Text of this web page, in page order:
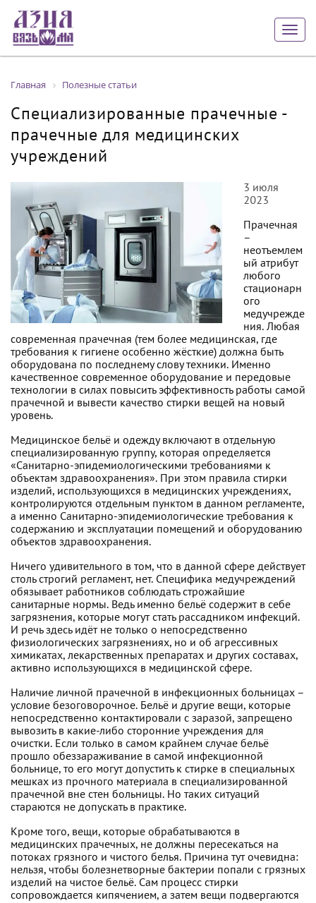
Главная Полезные статьи
Специализированные прачечные -
прачечные для медицинских
учреждений
3 июля
2023
Прачечная
–
неотъемлем
ый атрибут
любого
стационарн
ого
медучрежде
ния. Любая
современная прачечная (тем более медицинская, где
требования к гигиене особенно жёсткие) должна быть
оборудована по последнему слову техники. Именно
качественное современное оборудование и передовые
технологии в силах повысить эффективность работы самой
прачечной и вывести качество стирки вещей на новый
уровень.
Медицинское бельё и одежду включают в отдельную
специализированную группу, которая определяется
«Санитарно-эпидемиологическими требованиями к
объектам здравоохранения». При этом правила стирки
изделий, использующихся в медицинских учреждениях,
контролируются отдельным пунктом в данном регламенте,
а именно Санитарно-эпидемиологические требования к
содержанию и эксплуатации помещений и оборудованию
объектов здравоохранения.
Ничего удивительного в том, что в данной сфере действует
столь строгий регламент, нет. Специфика медучреждений
обязывает работников соблюдать строжайшие
санитарные нормы. Ведь именно бельё содержит в себе
загрязнения, которые могут стать рассадником инфекций.
И речь здесь идёт не только о непосредственно
физиологических загрязнениях, но и об агрессивных
химикатах, лекарственных препаратах и других составах,
активно использующихся в медицинской сфере.
Наличие личной прачечной в инфекционных больницах –
условие безоговорочное. Бельё и другие вещи, которые
непосредственно контактировали с заразой, запрещено
вывозить в какие-либо сторонние учреждения для
очистки. Если только в самом крайнем случае бельё
прошло обеззараживание в самой инфекционной
больнице, то его могут допустить к стирке в специальных
мешках из прочного материала в специализированной
прачечной вне стен больницы. Но таких ситуаций
стараются не допускать в практике.
Кроме того, вещи, которые обрабатываются в
медицинских прачечных, не должны пересекаться на
потоках грязного и чистого белья. Причина тут очевидна:
нельзя, чтобы болезнетворные бактерии попали с грязных
изделий на чистое бельё. Сам процесс стирки
сопровождается кипячением, а затем вещи подвергаются